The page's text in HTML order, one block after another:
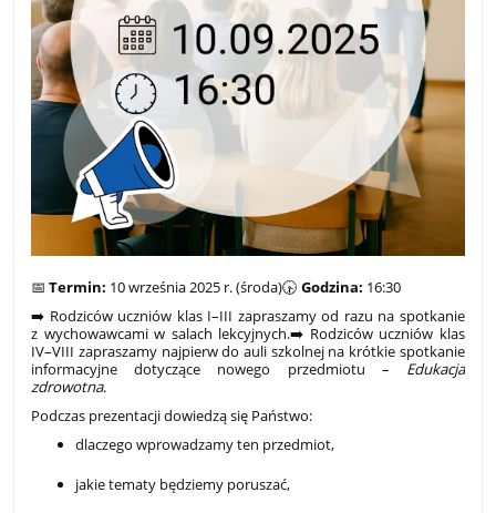
📅Termin: 10 września 2025 r. (środa)🕟Godzina: 16:30
➡️ Rodziców uczniów klas I–III zapraszamy od razu na spotkanie
z wychowawcami w salach lekcyjnych.➡️ Rodziców uczniów klas
IV–VIII zapraszamy najpierw do auli szkolnej na krótkie spotkanie
informacyjne dotyczące nowego przedmiotu – Edukacja
zdrowotna.
Podczas prezentacji dowiedzą się Państwo:
dlaczego wprowadzamy ten przedmiot,
jakie tematy będziemy poruszać,